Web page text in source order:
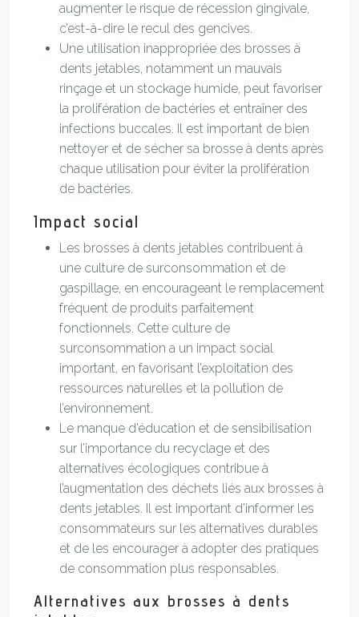
augmenter le risque de récession gingivale,
c’est-à-dire le recul des gencives.
Une utilisation inappropriée des brosses à
dents jetables, notamment un mauvais
rinçage et un stockage humide, peut favoriser
la prolifération de bactéries et entraîner des
infections buccales. Il est important de bien
nettoyer et de sécher sa brosse à dents après
chaque utilisation pour éviter la prolifération
de bactéries.
Impact social
Les brosses à dents jetables contribuent à
une culture de surconsommation et de
gaspillage, en encourageant le remplacement
fréquent de produits parfaitement
fonctionnels. Cette culture de
surconsommation a un impact social
important, en favorisant l’exploitation des
ressources naturelles et la pollution de
l’environnement.
Le manque d’éducation et de sensibilisation
sur l’importance du recyclage et des
alternatives écologiques contribue à
l’augmentation des déchets liés aux brosses à
dents jetables. Il est important d’informer les
consommateurs sur les alternatives durables
et de les encourager à adopter des pratiques
de consommation plus responsables.
Alternatives aux brosses à dents